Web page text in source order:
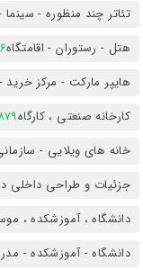
تئاتر چند منظوره -
هتل - رستوران - اقامتگاه
هایپر مارکت - مرکز خرید
کارخانه صنعتی ، کارگاه1879
خانه های ویلایی -
جزئیات و طراحی داخلی
دانشگاه ، آموزشکده ،
دانشگاه - آموزشکده -